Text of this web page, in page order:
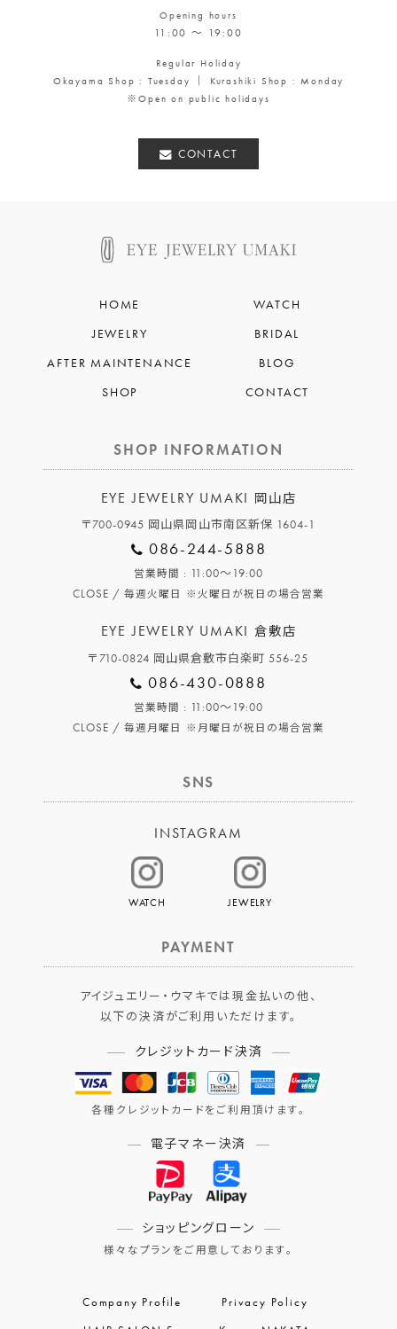
Opening hours
11:00 ～ 19:00
Regular Holiday
Okayama Shop : Tuesday ｜ Kurashiki Shop : Monday
※Open on public holidays
CONTACT
HOME
WATCH
JEWELRY
BRIDAL
AFTER MAINTENANCE
BLOG
SHOP
CONTACT
SHOP INFORMATION
EYE JEWELRY UMAKI 岡山店
〒700-0945 岡山県岡山市南区新保 1604-1
086-244-5888
営業時間 : 11:00～19:00
CLOSE /毎週火曜日 ※火曜日が祝日の場合営業
EYE JEWELRY UMAKI 倉敷店
〒710-0824 岡山県倉敷市白楽町 556-25
086-430-0888
営業時間 : 11:00～19:00
CLOSE /毎週月曜日 ※月曜日が祝日の場合営業
SNS
INSTAGRAM
WATCH JEWELRY
PAYMENT
アイジュエリー・ウマキでは現金払いの他、
以下の決済がご利用いただけます。
クレジットカード決済
各種クレジットカードをご利用頂けます。
電子マネー決済
ショッピングローン
様々なプランをご用意しております。
Company Profile
Privacy Policy